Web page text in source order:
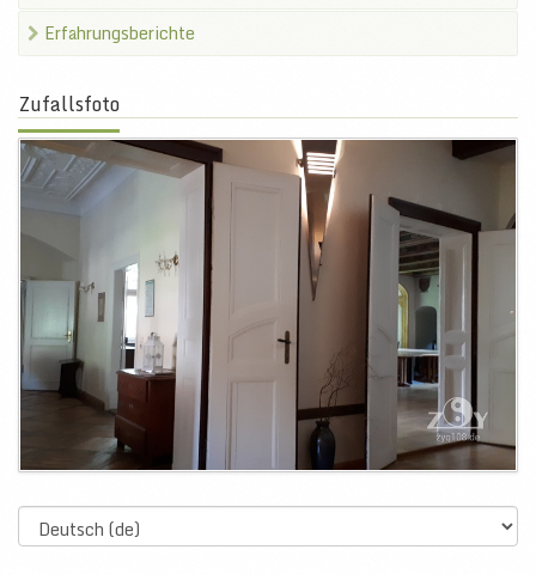
Erfahrungsberichte
Zufallsfoto
Select
language